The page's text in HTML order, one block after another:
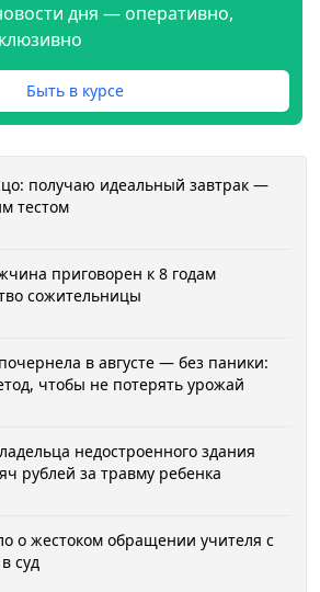
дня — оперативно,
Быть в курсе
получаю идеальный завтрак —
тестом
приговорен к 8 годам
сожительницы
в августе — без паники:
чтобы не потерять урожай
недостроенного здания
рублей за травму ребенка
о жестоком обращении учителя с
суд